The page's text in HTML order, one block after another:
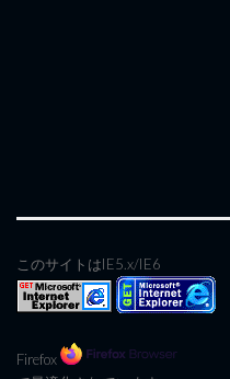
このサイトはIE5.x/IE6
Firefox